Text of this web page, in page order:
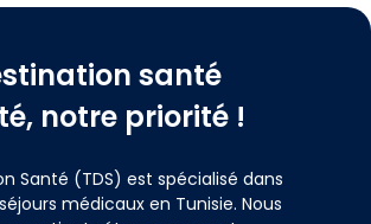
santé
notre priorité !
Santé (TDS) est spécialisé dans
médicaux en Tunisie. Nous